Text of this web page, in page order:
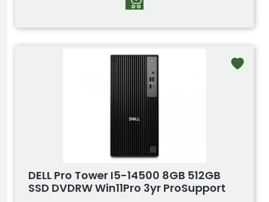
DELL Pro Tower I5-14500 8GB 512GB
SSD DVDRW Win11Pro 3yr ProSupport